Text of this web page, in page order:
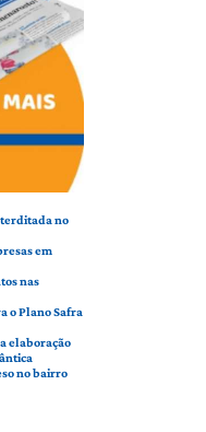
no
em
nas
o Plano Safra
elaboração
no bairro